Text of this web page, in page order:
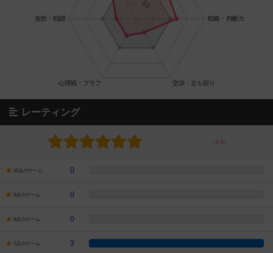
レーティング
10点のゲーム 0
9点のゲーム 0
8点のゲーム 0
7点のゲーム 3